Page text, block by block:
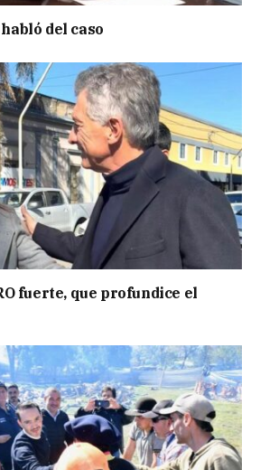
del caso
fuerte, que profundice el